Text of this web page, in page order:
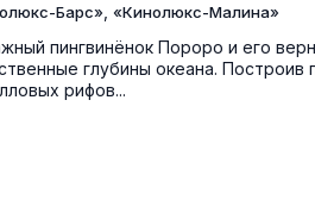
Барс» «Кинолюкс-Малина»
пингвинёнок Пороро и его
глубины океана.
рифов...